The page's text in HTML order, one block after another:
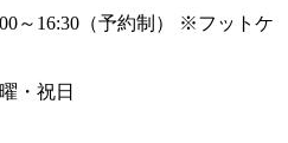
～16:30（予約制）
※フットケ
・祝日